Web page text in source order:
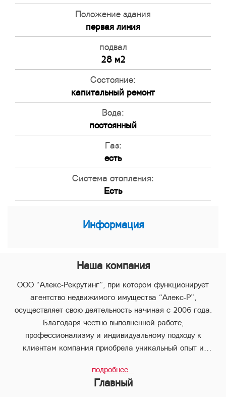
Положение здания
первая линия
подвал
28 м2
Состояние:
капитальный ремонт
Вода:
постоянный
Газ:
есть
Система отопления:
Есть
Информация
Наша компания
ООО “Алекс-Рекрутинг”, при котором функционирует
агентство недвижимого имущества “Алекс-Р”,
осуществляет свою деятельность начиная с 2006 года.
Благодаря честно выполненной работе,
профессионализму и индивидуальному подходу к
клиентам компания приобрела уникальный опыт и
В компании “Алекс-Р” предоставляется целый пакет
услуг, что позволяет клиенту с наименьшими потерями во
подробнее...
Главный